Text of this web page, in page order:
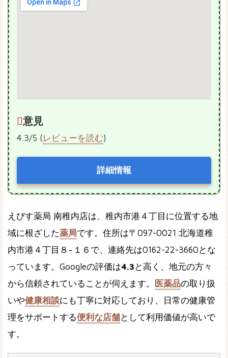
意見
4.3/5 (レビューを読む)
詳細情報
えびす薬局 南稚内店は、稚内市港４丁目に位置する地
域に根ざした薬局です。住所は〒097-0021 北海道稚
内市港４丁目８−１６で、連絡先は0162-22-3660とな
っています。Googleの評価は4.3 と高く、地元の方々
から信頼されていることが伺えます。
医薬品の取り扱
いや健康相談にも丁寧に対応しており、日常の健康管
理をサポートする便利な店舗として利用価値が高いで
す。